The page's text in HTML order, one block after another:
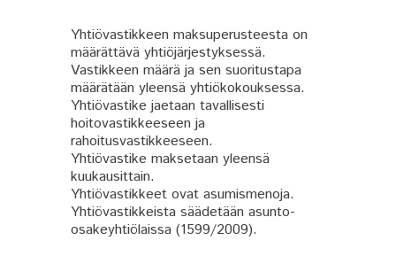
Yhtiövastikkeen maksuperusteesta on
määrättävä yhtiöjärjestyksessä.
Vastikkeen määrä ja sen suoritustapa
määrätään yleensä yhtiökokouksessa.
Yhtiövastike jaetaan tavallisesti
hoitovastikkeeseen ja
rahoitusvastikkeeseen.
Yhtiövastike maksetaan yleensä
kuukausittain.
Yhtiövastikkeet ovat asumismenoja.
Yhtiövastikkeista säädetään asunto-
osakeyhtiölaissa (1599/2009).